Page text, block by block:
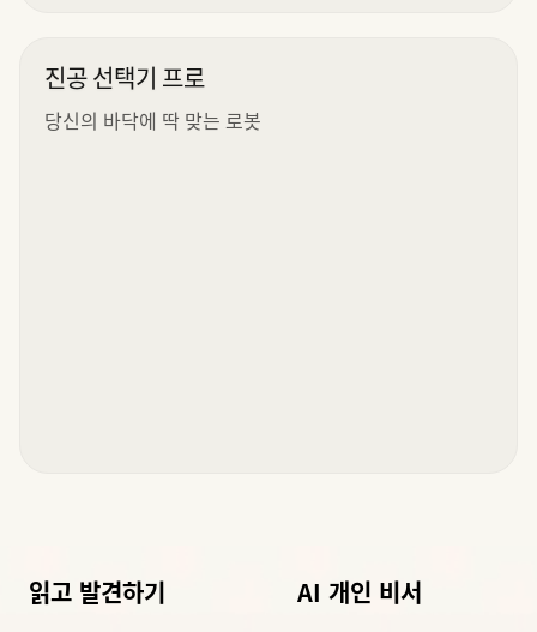
진공 선택기 프로
당신의 바닥에 딱 맞는 로봇
읽고 발견하기 AI 개인 비서